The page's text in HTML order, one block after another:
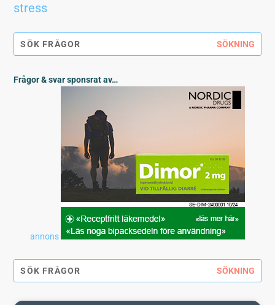
stress
Frågor & svar sponsrat av…
annons